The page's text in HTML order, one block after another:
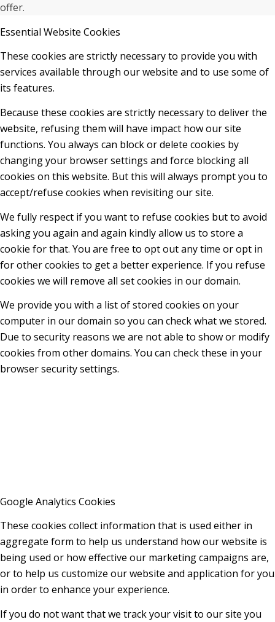
offer.
Essential Website Cookies
These cookies are strictly necessary to provide you with
services available through our website and to use some of
its features.
Because these cookies are strictly necessary to deliver the
website, refusing them will have impact how our site
functions. You always can block or delete cookies by
changing your browser settings and force blocking all
cookies on this website. But this will always prompt you to
accept/refuse cookies when revisiting our site.
We fully respect if you want to refuse cookies but to avoid
asking you again and again kindly allow us to store a
cookie for that. You are free to opt out any time or opt in
for other cookies to get a better experience. If you refuse
cookies we will remove all set cookies in our domain.
We provide you with a list of stored cookies on your
computer in our domain so you can check what we stored.
Due to security reasons we are not able to show or modify
cookies from other domains. You can check these in your
browser security settings.
Google Analytics Cookies
These cookies collect information that is used either in
aggregate form to help us understand how our website is
being used or how effective our marketing campaigns are,
or to help us customize our website and application for you
in order to enhance your experience.
If you do not want that we track your visit to our site you